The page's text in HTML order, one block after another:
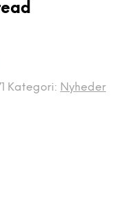
Kategori: Nyheder